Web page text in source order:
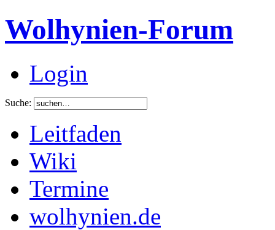
Wolhynien-Forum
Login
Suche:
Leitfaden
Wiki
Termine
wolhynien.de